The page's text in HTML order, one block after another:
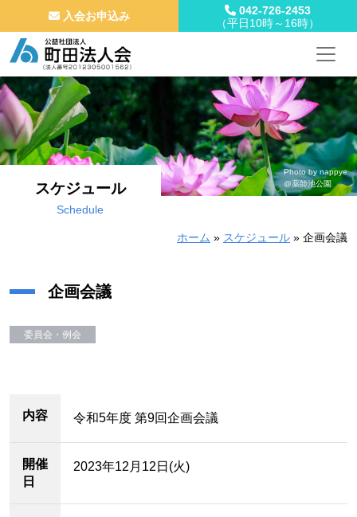
コンテンツへスキップ
メインナビゲーション
入会お申込み
042-726-2453
（平日10時～16時）
スケジュール
Schedule
Photo by nappye
@薬師池公園
ホーム » スケジュール » 企画会議
企画会議
委員会・例会
内容 令和5年度 第9回企画会議
開催
日
2023年12月12日(火)